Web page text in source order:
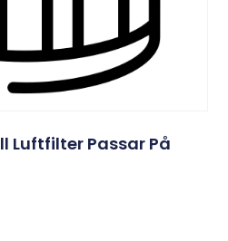
Luftfilter Passar På